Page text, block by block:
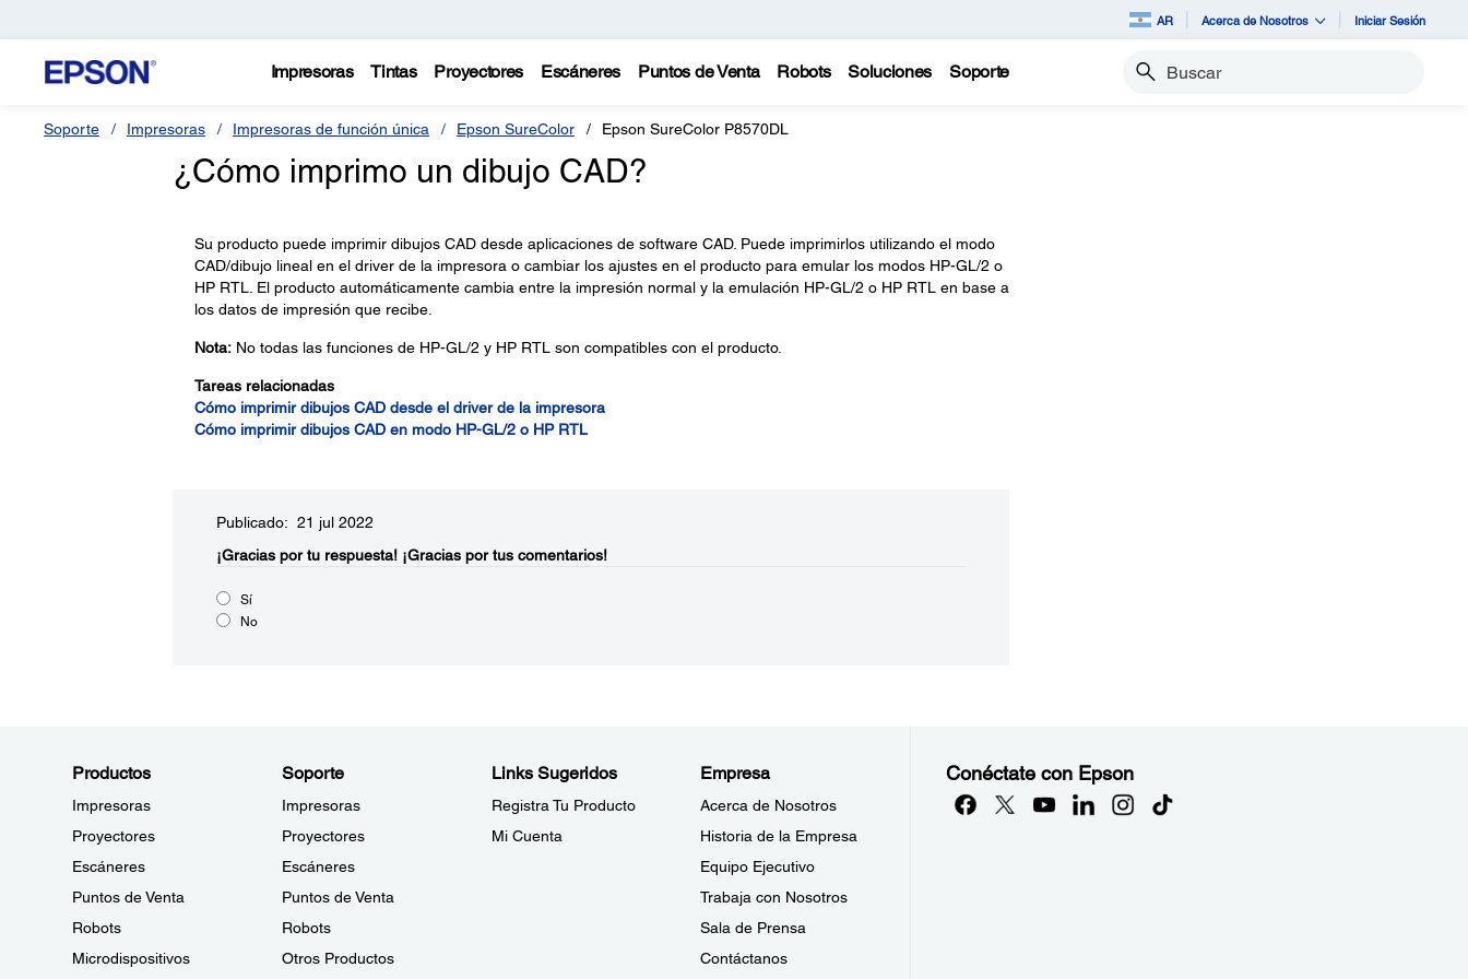
AR Acerca de Nosotros Iniciar Sesión
Impresoras Tintas Proyectores Escáneres Puntos de Venta Robots Soluciones Soporte Buscar
Soporte Impresoras Impresoras de función única Epson SureColor Epson SureColor P8570DL
¿Cómo imprimo un dibujo CAD?
Su producto puede imprimir dibujos CAD desde aplicaciones de software CAD. Puede imprimirlos utilizando el modo
CAD/dibujo lineal en el driver de la impresora o cambiar los ajustes en el producto para emular los modos HP-GL/2 o
HP RTL. El producto automáticamente cambia entre la impresión normal y la emulación HP-GL/2 o HP RTL en base a
los datos de impresión que recibe.
Nota:No todas las funciones de HP-GL/2 y HP RTL son compatibles con el producto.
Tareas relacionadas
Cómo imprimir dibujos CAD desde el driver de la impresora
Cómo imprimir dibujos CAD en modo HP-GL/2 o HP RTL
Publicado: 21 jul 2022
¡Gracias por tu respuesta! ¡Gracias por tus comentarios!
Sí
No
Productos
Impresoras
Proyectores
Escáneres
Puntos de Venta
Robots
Microdispositivos
Soporte
Impresoras
Proyectores
Escáneres
Puntos de Venta
Robots
Otros Productos
Links Sugeridos
Registra Tu Producto
Mi Cuenta
Empresa
Acerca de Nosotros
Historia de la Empresa
Equipo Ejecutivo
Trabaja con Nosotros
Sala de Prensa
Contáctanos
Conéctate con Epson